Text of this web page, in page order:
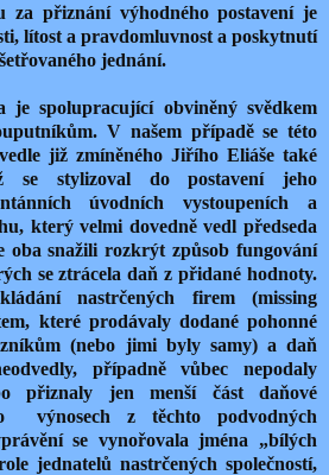
za přiznání výhodného postavení je
lítost a pravdomluvnost a poskytnutí
jednání.
je spolupracující obviněný svědkem
V našem případě se této
již zmíněného Jiřího Eliáše také
se stylizoval do postavení jeho
úvodních vystoupeních a
který velmi dovedně vedl předseda
oba snažili rozkrýt způsob fungování
se ztrácela daň z přidané hodnoty.
nastrčených firem (missing
které prodávaly dodané pohonné
(nebo jimi byly samy) a daň
případně vůbec nepodaly
přiznaly jen menší část daňové
výnosech z těchto podvodných
se vynořovala jména „bílých
jednatelů nastrčených společností,